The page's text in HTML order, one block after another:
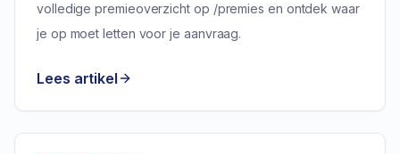
volledige premieoverzicht op /premies en ontdek waar
je op moet letten voor je aanvraag.
Lees artikel